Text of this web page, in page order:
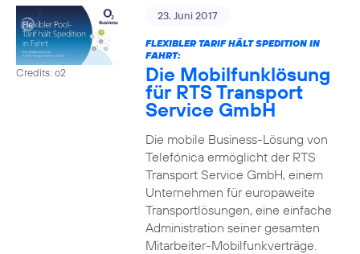
Credits: o2
23. Juni 2017
FLEXIBLER TARIF HÄLT SPEDITION IN
FAHRT:
Die Mobilfunklösung
für RTS Transport
Service GmbH
Die mobile Business-Lösung von
Telefónica ermöglicht der RTS
Transport Service GmbH, einem
Unternehmen für europaweite
Transportlösungen, eine einfache
Administration seiner gesamten
Mitarbeiter-Mobilfunkverträge.